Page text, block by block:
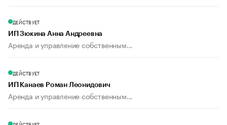
ДЕЙСТВУЕТ
ИП Зюкина Анна Андреевна
Аренда и управление собственным...
ДЕЙСТВУЕТ
ИП Канаев Роман Леонидович
Аренда и управление собственным...